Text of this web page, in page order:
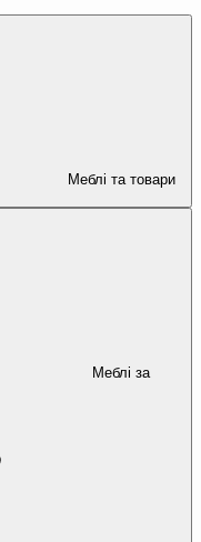
Меблі та товари
Меблі за